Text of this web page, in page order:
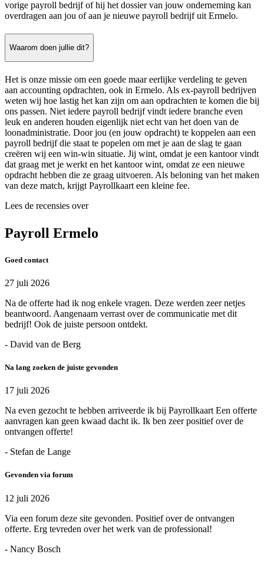
vorige payroll bedrijf of hij het dossier van jouw onderneming kan
overdragen aan jou of aan je nieuwe payroll bedrijf uit Ermelo.
Waarom doen jullie dit?
Het is onze missie om een goede maar eerlijke verdeling te geven
aan accounting opdrachten, ook in Ermelo. Als ex-payroll bedrijven
weten wij hoe lastig het kan zijn om aan opdrachten te komen die bij
ons passen. Niet iedere payroll bedrijf vindt iedere branche even
leuk en anderen houden eigenlijk niet echt van het doen van de
loonadministratie. Door jou (en jouw opdracht) te koppelen aan een
payroll bedrijf die staat te popelen om met je aan de slag te gaan
creëren wij een win-win situatie. Jij wint, omdat je een kantoor vindt
dat graag met je werkt en het kantoor wint, omdat ze een nieuwe
opdracht hebben die ze graag uitvoeren. Als beloning van het maken
van deze match, krijgt Payrollkaart een kleine fee.
Lees de recensies over
Payroll Ermelo
Goed contact
27 juli 2026
Na de offerte had ik nog enkele vragen. Deze werden zeer netjes
beantwoord. Aangenaam verrast over de communicatie met dit
bedrijf! Ook de juiste persoon ontdekt.
- David van de Berg
Na lang zoeken de juiste gevonden
17 juli 2026
Na even gezocht te hebben arriveerde ik bij Payrollkaart Een offerte
aanvragen kan geen kwaad dacht ik. Ik ben zeer positief over de
ontvangen offerte!
- Stefan de Lange
Gevonden via forum
12 juli 2026
Via een forum deze site gevonden. Positief over de ontvangen
offerte. Erg tevreden over het werk van de professional!
- Nancy Bosch